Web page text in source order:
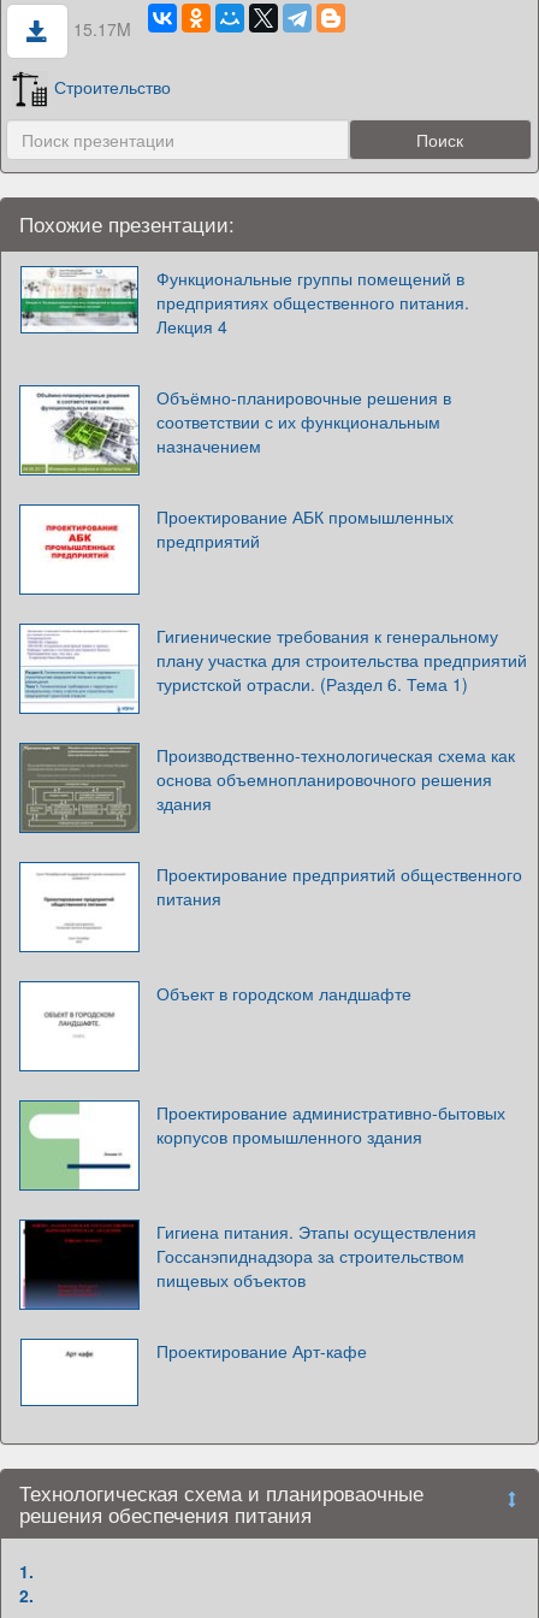
15.17M
Строительство
Похожие презентации:
Функциональные группы помещений в
предприятиях общественного питания.
Лекция 4
Объёмно-планировочные решения в
соответствии с их функциональным
назначением
Проектирование АБК промышленных
предприятий
Гигиенические требования к генеральному
плану участка для строительства предприятий
туристской отрасли. (Раздел 6. Тема 1)
Производственно-технологическая схема как
основа объемнопланировочного решения
здания
Проектирование предприятий общественного
питания
Объект в городском ландшафте
Проектирование административно-бытовых
корпусов промышленного здания
Гигиена питания. Этапы осуществления
Госсанэпиднадзора за строительством
пищевых объектов
Проектирование Арт-кафе
Технологическая схема и планироваочные
решения обеспечения питания
1.
2.